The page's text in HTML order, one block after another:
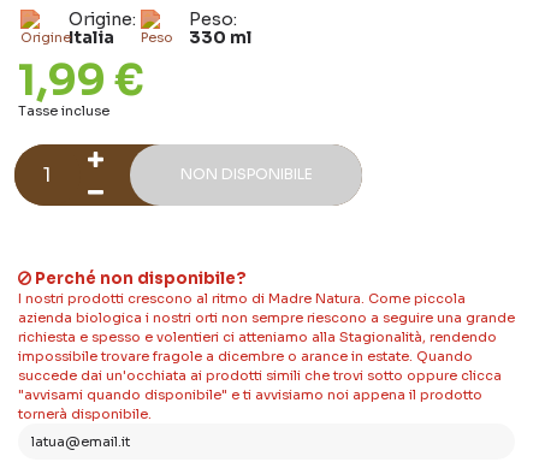
Origine:
Italia
Peso:
330 ml
1,99 €
Tasse incluse
NON DISPONIBILE
Perché non disponibile?
I nostri prodotti crescono al ritmo di Madre Natura. Come piccola
azienda biologica i nostri orti non sempre riescono a seguire una grande
richiesta e spesso e volentieri ci atteniamo alla Stagionalità, rendendo
impossibile trovare fragole a dicembre o arance in estate. Quando
succede dai un'occhiata ai prodotti simili che trovi sotto oppure clicca
"avvisami quando disponibile" e ti avvisiamo noi appena il prodotto
tornerà disponibile.